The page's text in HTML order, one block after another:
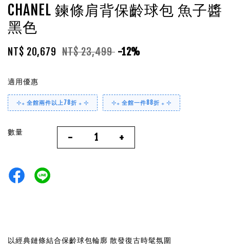
CHANEL 鍊條肩背保齡球包 魚子醬
黑色
NT$ 20,679 NT$ 23,499 -12%
適用優惠
⊹₊ 全館兩件以上78折 ₊ ⊹ ⊹₊ 全館一件88折 ₊ ⊹
數量 - +
以經典鏈條結合保齡球包輪廓 散發復古時髦氛圍